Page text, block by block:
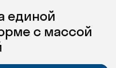
единой
с массой